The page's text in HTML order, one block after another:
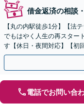
借金返済の相談
【丸の内駅徒歩1分】【法
でもはやく人生の再スター
す【休日・夜間対応】【初
ます！お気軽にご相談くだ
電話でお問い合